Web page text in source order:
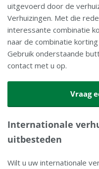
uitgevoerd door de
Verhuizingen. Met die
interessante combinatie
naar de combinatie
Gebruik onderstaande
contact met u op.
Vraag
Internationale
uitbesteden
Wilt u uw internationale